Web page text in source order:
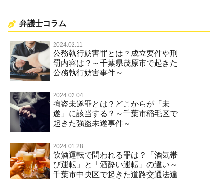
弁護士コラム
2024.02.11
公務執行妨害罪とは？成立要件や刑
罰内容は？～千葉県茂原市で起きた
公務執行妨害事件～
2024.02.04
強盗未遂罪とは？どこからが「未
遂」に該当する？～千葉市稲毛区で
起きた強盗未遂事件～
2024.01.28
飲酒運転で問われる罪は？「酒気帯
び運転」と「酒酔い運転」の違い～
千葉市中央区で起きた道路交通法違